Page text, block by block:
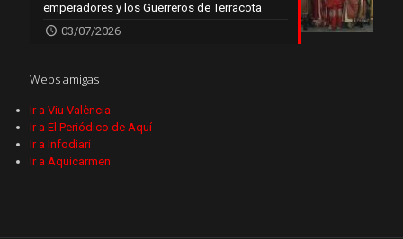
emperadores y los Guerreros de Terracota
03/07/2026
Webs amigas
Ir a Viu València
Ir a El Periódico de Aquí
Ir a Infodiari
Ir a Aquicarmen